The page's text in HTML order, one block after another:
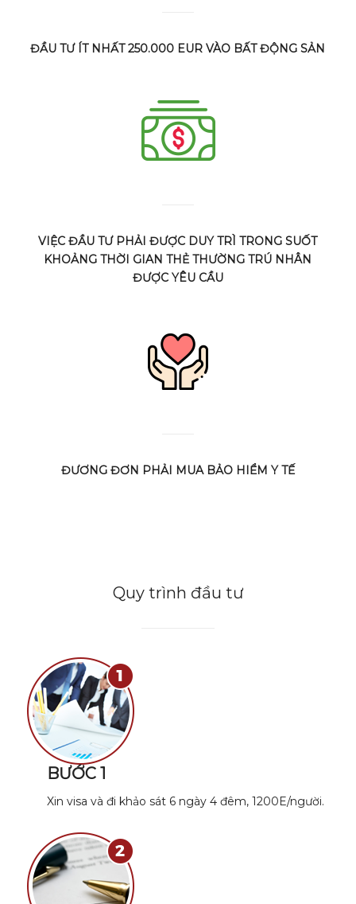
ĐẦU TƯ ÍT NHẤT 250.000 EUR VÀO BẤT ĐỘNG SẢN
VIỆC ĐẦU TƯ PHẢI ĐƯỢC DUY TRÌ TRONG SUỐT
KHOẢNG THỜI GIAN THẺ THƯỜNG TRÚ NHÂN
ĐƯỢC YÊU CẦU
ĐƯƠNG ĐƠN PHẢI MUA BẢO HIỂM Y TẾ
Quy trình đầu tư
BƯỚC 1
Xin visa và đi khảo sát 6 ngày 4 đêm, 1200E/người.